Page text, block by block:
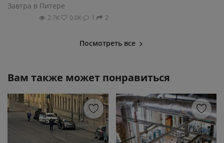
Завтра в Питере
2.7К 0.0К 1 2
Посмотреть все
Вам также может понравиться